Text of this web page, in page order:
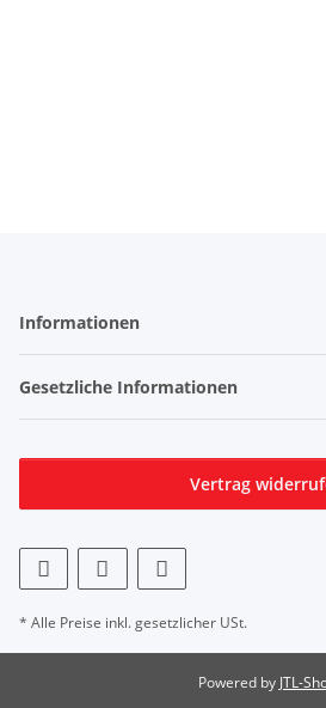
Informationen
Gesetzliche Informationen
Vertrag
* Alle Preise inkl. gesetzlicher USt.
Powered by JTL-